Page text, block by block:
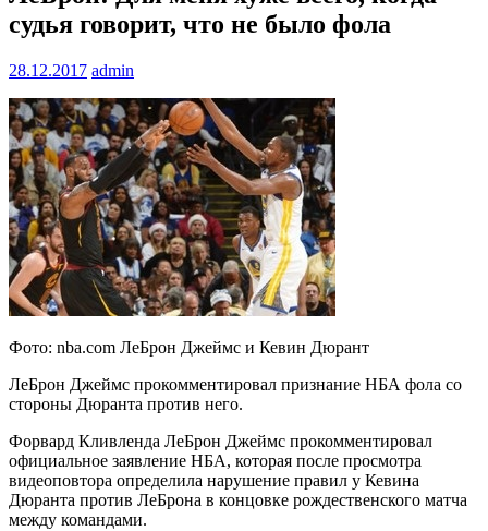
судья говорит, что не было фола
28.12.2017 admin
Фото: nba.com ЛеБрон Джеймс и Кевин Дюрант
ЛеБрон Джеймс прокомментировал признание НБА фола со
стороны Дюранта против него.
Форвард Кливленда ЛеБрон Джеймс прокомментировал
официальное заявление НБА, которая после просмотра
видеоповтора определила нарушение правил у Кевина
Дюранта против ЛеБрона в концовке рождественского матча
между командами.